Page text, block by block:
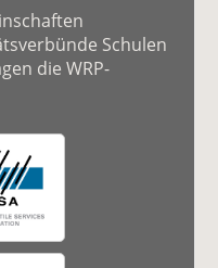
Schulen
die WRP-